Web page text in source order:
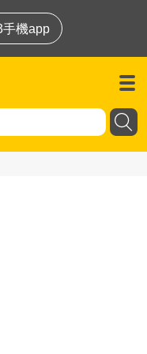
手機app